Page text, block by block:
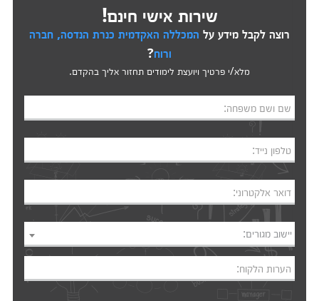
שירות אישי חינם!
רוצה לקבל מידע על המכללה האקדמית כנרת הנדסה, חברה
ורוח?
מלא/י פרטיך ויועצת לימודים תחזור אליך בהקדם.
שם ושם משפחה:
טלפון נייד:
דואר אלקטרוני:
יישוב מגורים:
הערות הלקוח: